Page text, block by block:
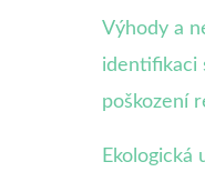
Výhody a
identifikaci
poškození